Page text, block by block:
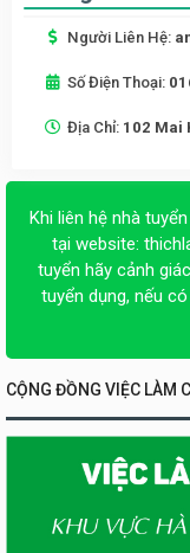
Người Liên Hệ:
Số Điện Thoại:
Địa Chỉ: 102 Mai
Khi liên hệ nhà
tại website:
tuyển hãy cảnh
tuyển dụng, nếu
CỘNG ĐỒNG VIỆC LÀM